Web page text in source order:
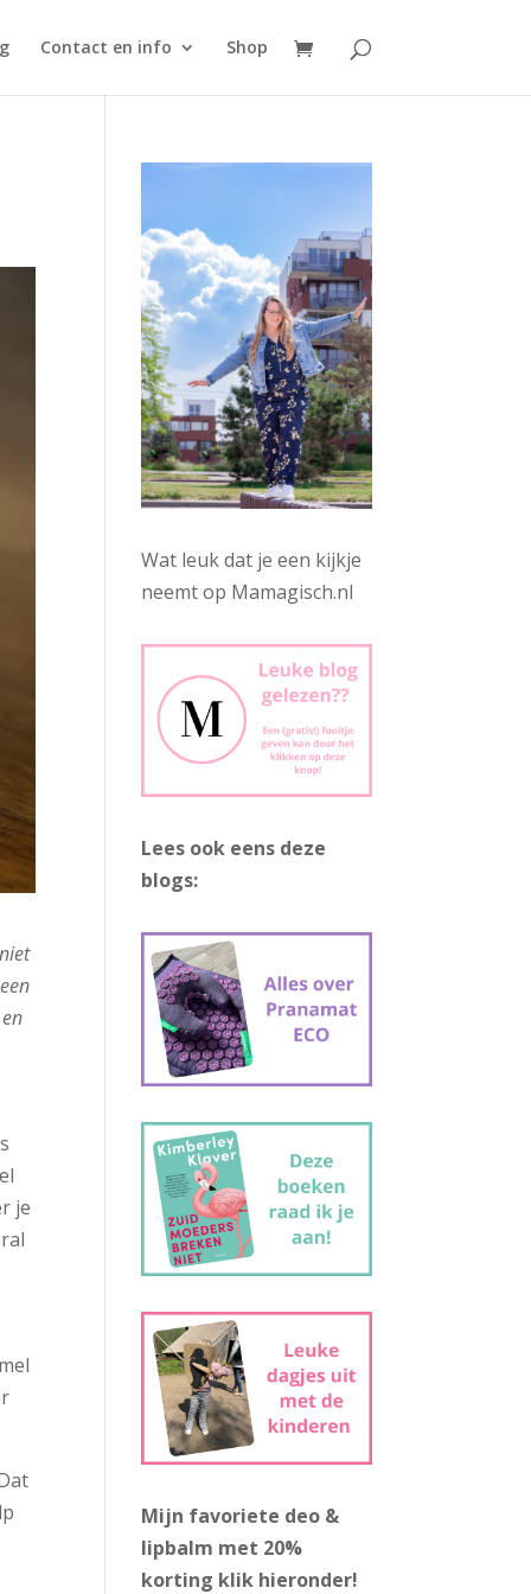
Contact en info Shop
je
Wat leuk dat je een kijkje
neemt op Mamagisch.nl
Lees ook eens deze
blogs:
Mijn favoriete deo &
lipbalm met 20%
korting klik hieronder!